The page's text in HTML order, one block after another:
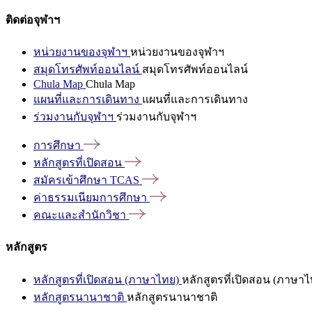
ติดต่อจุฬาฯ
หน่วยงานของจุฬาฯ หน่วยงานของจุฬาฯ
สมุดโทรศัพท์ออนไลน์ สมุดโทรศัพท์ออนไลน์
Chula Map Chula Map
แผนที่และการเดินทาง แผนที่และการเดินทาง
ร่วมงานกับจุฬาฯ ร่วมงานกับจุฬาฯ
การศึกษา
หลักสูตรที่เปิดสอน
สมัครเข้าศึกษา TCAS
ค่าธรรมเนียมการศึกษา
คณะและสำนักวิชา
หลักสูตร
หลักสูตรที่เปิดสอน (ภาษาไทย) หลักสูตรที่เปิดสอน (ภาษาไ
หลักสูตรนานาชาติ หลักสูตรนานาชาติ